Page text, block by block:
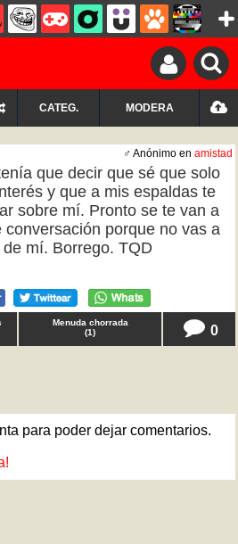
CATEG. MODERA
♂ Anónimo en amistad
que decir que sé que solo
y que a mis espaldas te
sobre mí. Pronto se te van a
porque no vas a
mí. Borrego. TQD
Menuda chorrada
(1) 0
para poder dejar comentarios.